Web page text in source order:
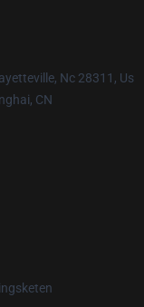
Nc 28311, Us
CN